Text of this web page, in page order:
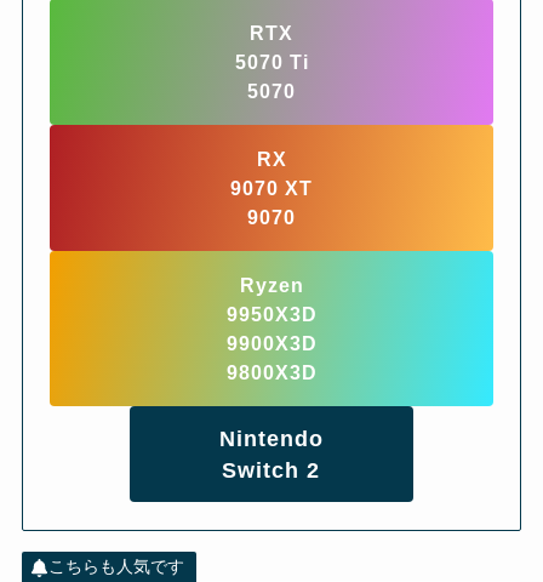
RTX
5070 Ti
5070
RX
9070 XT
9070
Ryzen
9950X3D
9900X3D
9800X3D
Nintendo
Switch 2
こちらも人気です